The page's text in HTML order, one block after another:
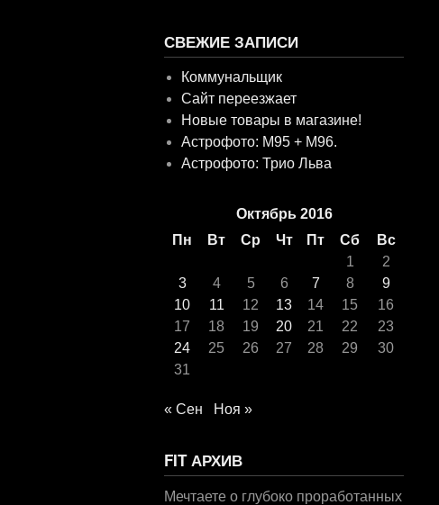
СВЕЖИЕ ЗАПИСИ
Коммунальщик
Сайт переезжает
Новые товары в магазине!
Астрофото: M95 + M96.
Астрофото: Трио Льва
Октябрь 2016
Пн
Вт Ср Чт Пт Сб
Вс
1
2
3
4 5 6 7 8
9
10
11 12 13 14 15
16
17
18 19 20 21 22
23
24
25 26 27 28 29
30
31
« Сен Ноя »
FIT АРХИВ
Мечтаете о глубоко проработанных